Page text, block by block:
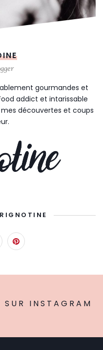
gourmandes et
addict et intarissable
découvertes et coups
INSTAGRAM